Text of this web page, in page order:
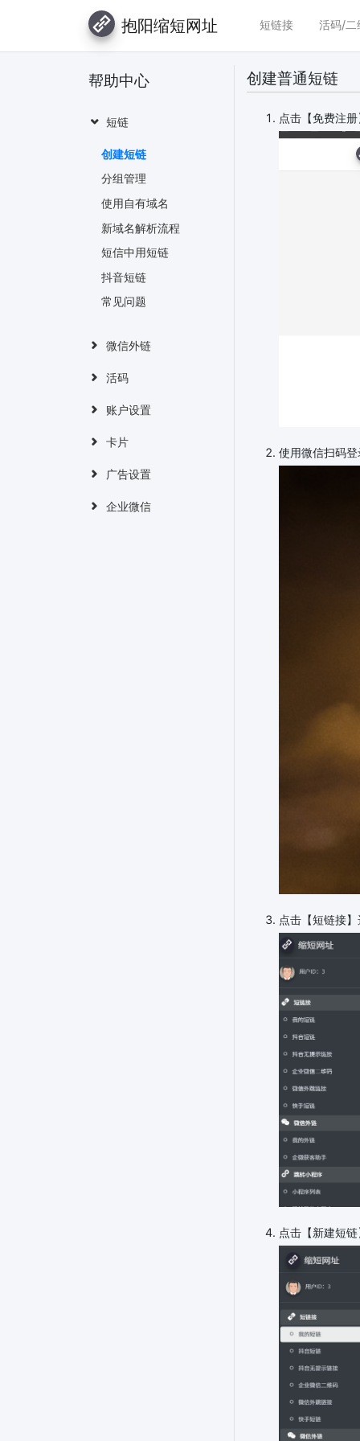
抱阳缩短网址 短链接 活码/二
帮助中心
短链
创建短链
分组管理
使用自有域名
新域名解析流程
短信中用短链
抖音短链
常见问题
微信外链
活码
账户设置
卡片
广告设置
企业微信
创建普通短链
点击【免费注册
使用微信扫码登
点击【短链接
点击【新建短